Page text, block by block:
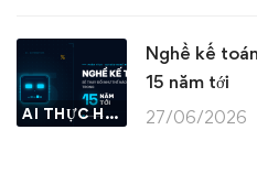
AI THỰC HÀNH
Nghề kế
15 năm tới
27/06/2026